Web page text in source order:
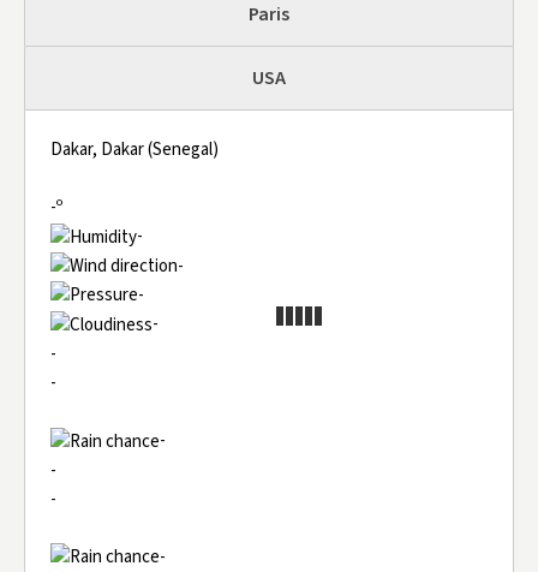
Paris
USA
Dakar, Dakar (Senegal)
-º
-
-
-
-
-
-
-
-
-
-